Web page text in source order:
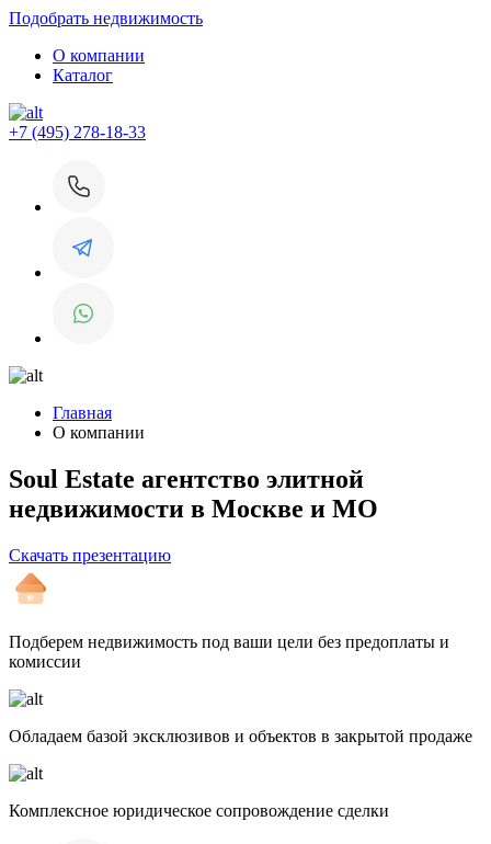
Подобрать недвижимость
О компании
Каталог
+7 (495) 278-18-33
Главная
О компании
Soul Estate агентство элитной
недвижимости в Москве и МО
Скачать презентацию
Подберем недвижимость под ваши цели без предоплаты и
комиссии
Обладаем базой эксклюзивов и объектов в закрытой продаже
Комплексное юридическое сопровождение сделки